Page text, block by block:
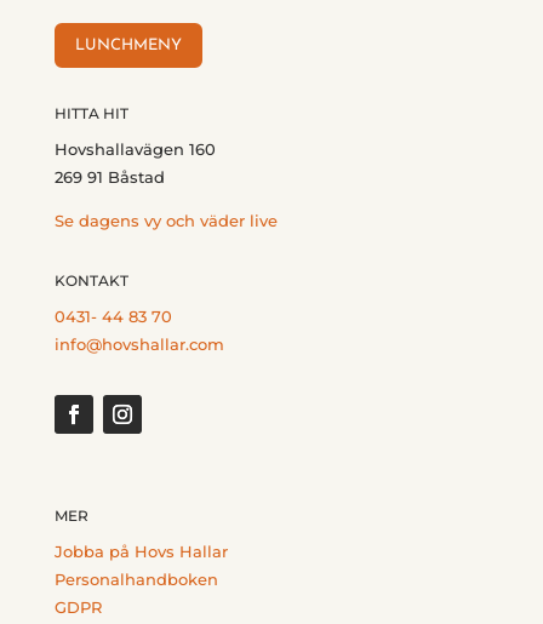
LUNCHMENY
HITTA HIT
Hovshallavägen 160
269 91 Båstad
Se dagens vy och väder live
KONTAKT
0431- 44 83 70
info@hovshallar.com
MER
Jobba på Hovs Hallar
Personalhandboken
GDPR